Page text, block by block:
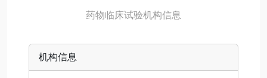
药物临床试验机构信息
机构信息